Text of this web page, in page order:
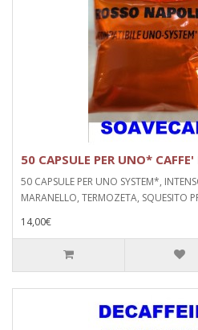
50 CAPSULE PER UNO*
50 CAPSULE PER UNO SYSTEM*,
MARANELLO, TERMOZETA, SQUESITO
14,00€